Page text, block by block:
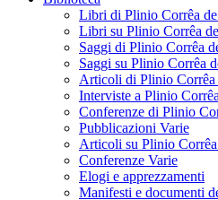
Libri di Plinio Corrêa
Libri su Plinio Corrêa
Saggi di Plinio Corrêa
Saggi su Plinio Corrêa
Articoli di Plinio Corrêa
Interviste a Plinio
Conferenze di Plinio
Pubblicazioni Varie
Articoli su Plinio
Conferenze Varie
Elogi e apprezzamenti
Manifesti e documenti